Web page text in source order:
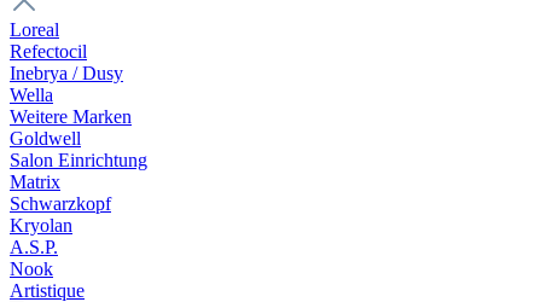
Loreal
Refectocil
Inebrya / Dusy
Wella
Weitere Marken
Goldwell
Salon Einrichtung
Matrix
Schwarzkopf
Kryolan
A.S.P.
Nook
Artistique